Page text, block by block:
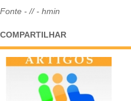
Fonte - // - hmin
COMPARTILHAR